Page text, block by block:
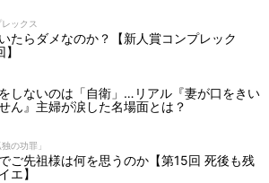
ックス
たらダメなのか？【新人賞コンプレック
しないのは「自衛」…リアル『妻が口をきい
ん』主婦が涙した名場面とは？
の功罪」
ご先祖様は何を思うのか【第15回 死後も残
エ】